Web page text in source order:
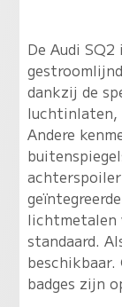
De Audi
dankzij de
luchtinlaten,
Andere
lichtmetalen
standaard.
beschikbaar.
badges zijn